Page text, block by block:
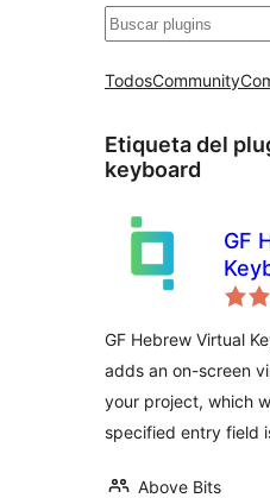
Buscar
TodosCommunity
Etiqueta del
keyboard
GF
GF Hebrew Virtual
adds an on-screen
your project, which
specified entry field
Above Bits